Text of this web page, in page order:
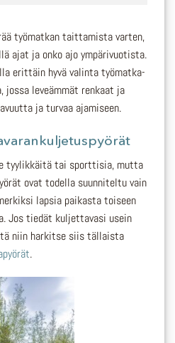
työmatkan taittamista varten,
ajat ja onko ajo ympärivuotista.
erittäin hyvä valinta työmatka-
jossa leveämmät renkaat ja
ja turvaa ajamiseen.
tyylikkäitä tai sporttisia, mutta
ovat todella suunniteltu vain
lapsia paikasta toiseen
Jos tiedät kuljettavasi usein
niin harkitse siis tällaista
.